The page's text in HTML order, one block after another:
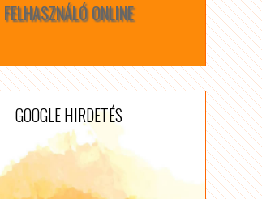
FELHASZNÁLÓ ONLINE
GOOGLE HIRDETÉS